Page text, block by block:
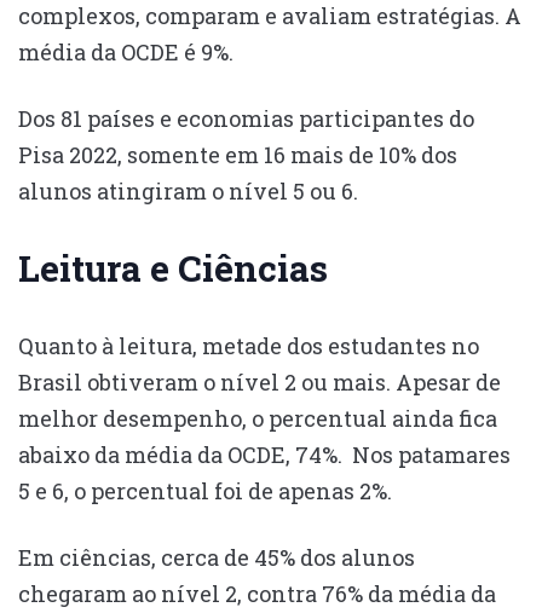
complexos, comparam e avaliam estratégias. A
média da OCDE é 9%.
Dos 81 países e economias participantes do
Pisa 2022, somente em 16 mais de 10% dos
alunos atingiram o nível 5 ou 6.
Leitura e Ciências
Quanto à leitura, metade dos estudantes no
Brasil obtiveram o nível 2 ou mais. Apesar de
melhor desempenho, o percentual ainda fica
abaixo da média da OCDE, 74%. Nos patamares
5 e 6, o percentual foi de apenas 2%.
Em ciências, cerca de 45% dos alunos
chegaram ao nível 2, contra 76% da média da